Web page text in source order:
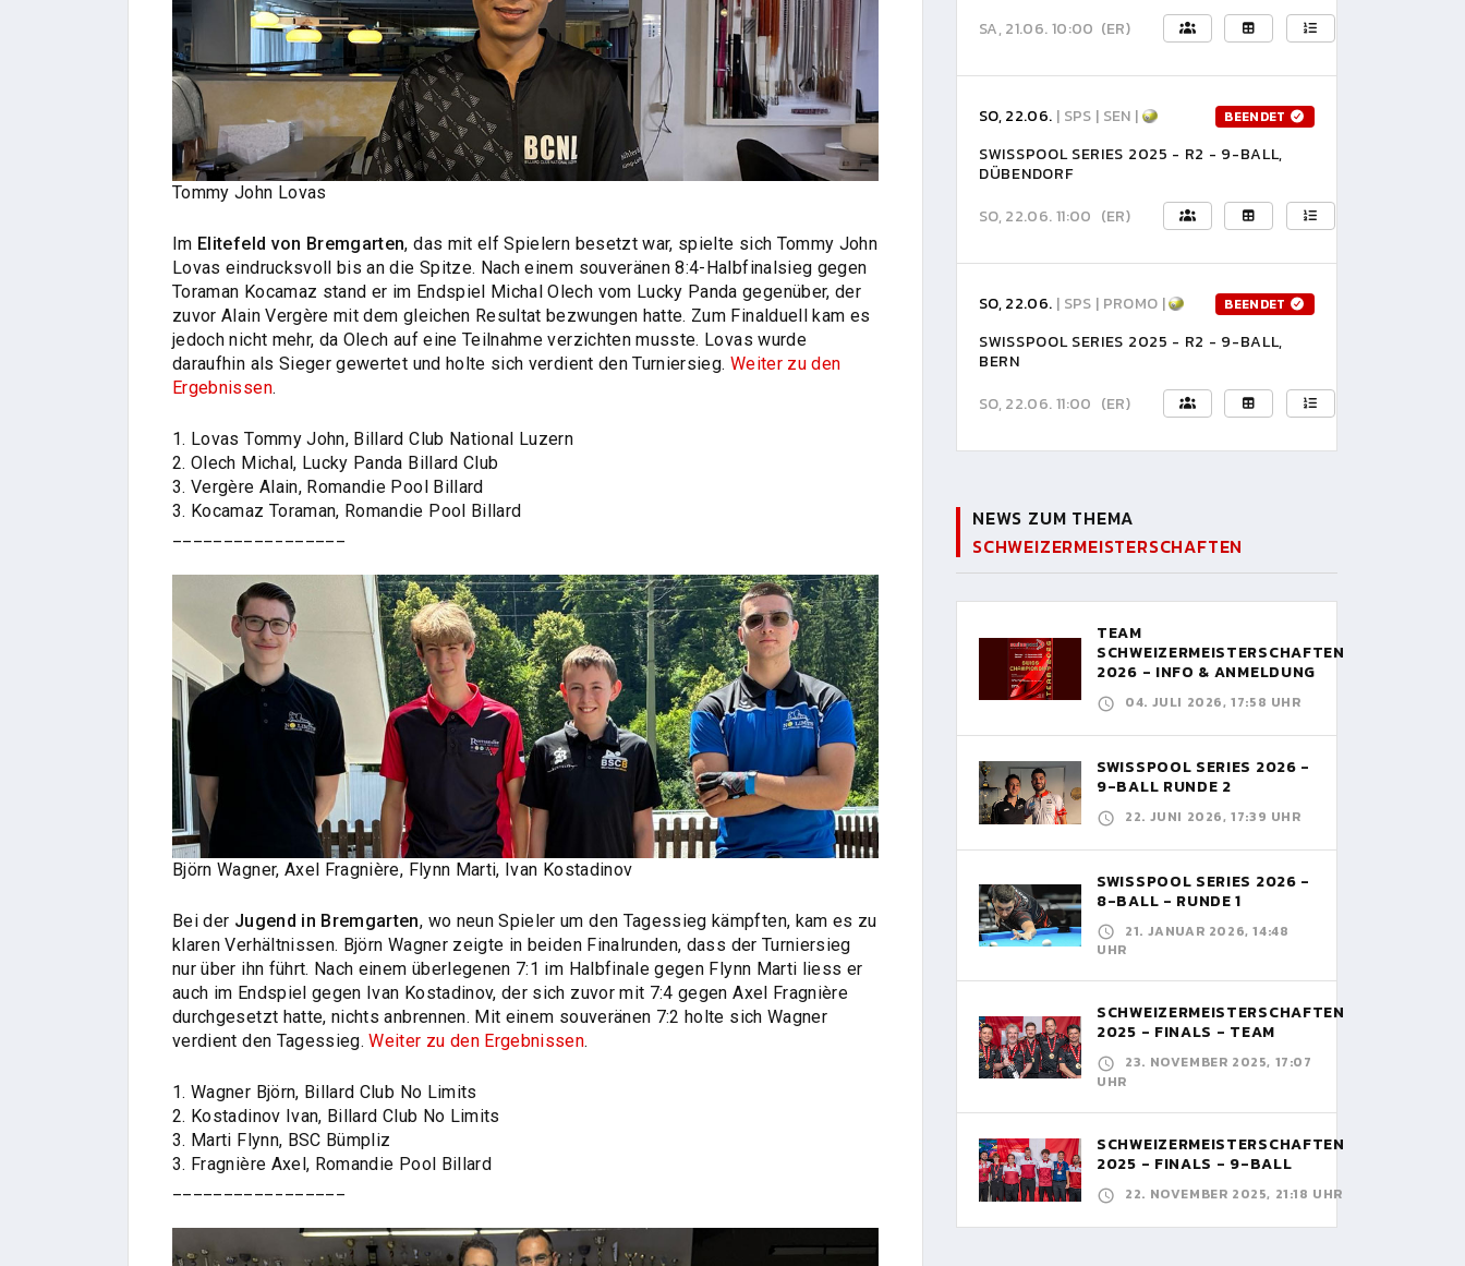
Tommy John Lovas
Im Elitefeld von Bremgarten, das mit elf Spielern besetzt war, spielte sich Tommy John
Lovas eindrucksvoll bis an die Spitze. Nach einem souveränen 8:4-Halbfinalsieg gegen
Toraman Kocamaz stand er im Endspiel Michal Olech vom Lucky Panda gegenüber, der
zuvor Alain Vergère mit dem gleichen Resultat bezwungen hatte. Zum Finalduell kam es
jedoch nicht mehr, da Olech auf eine Teilnahme verzichten musste. Lovas wurde
daraufhin als Sieger gewertet und holte sich verdient den Turniersieg. Weiter zu den
Ergebnissen.
1. Lovas Tommy John, Billard Club National Luzern
2. Olech Michal, Lucky Panda Billard Club
3. Vergère Alain, Romandie Pool Billard
3. Kocamaz Toraman, Romandie Pool Billard
Björn Wagner, Axel Fragnière, Flynn Marti, Ivan Kostadinov
Bei der Jugend in Bremgarten, wo neun Spieler um den Tagessieg kämpften, kam es zu
klaren Verhältnissen. Björn Wagner zeigte in beiden Finalrunden, dass der Turniersieg
nur über ihn führt. Nach einem überlegenen 7:1 im Halbfinale gegen Flynn Marti liess er
auch im Endspiel gegen Ivan Kostadinov, der sich zuvor mit 7:4 gegen Axel Fragnière
durchgesetzt hatte, nichts anbrennen. Mit einem souveränen 7:2 holte sich Wagner
verdient den Tagessieg.Weiter zu den Ergebnissen.
1. Wagner Björn, Billard Club No Limits
2. Kostadinov Ivan, Billard Club No Limits
3. Marti Flynn, BSC Bümpliz
3. Fragnière Axel, Romandie Pool Billard
SA, 21.06. 10:00 (ER)
SO, 22.06. | SPS | SEN | BEENDET
SWISSPOOL SERIES 2025 - R2 - 9-BALL,
DÜBENDORF
SO, 22.06. 11:00 (ER)
SO, 22.06. | SPS | PROMO | BEENDET
SWISSPOOL SERIES 2025 - R2 - 9-BALL,
BERN
SO, 22.06. 11:00 (ER)
NEWS ZUM THEMA
SCHWEIZERMEISTERSCHAFTEN
TEAM
SCHWEIZERMEISTERSCHAFTEN
2026 - INFO & ANMELDUNG
04. JULI 2026, 17:58 UHR
SWISSPOOL SERIES 2026 -
9-BALL RUNDE 2
22. JUNI 2026, 17:39 UHR
SWISSPOOL SERIES 2026 -
8-BALL - RUNDE 1
21. JANUAR 2026, 14:48
UHR
SCHWEIZERMEISTERSCHAFTEN
2025 - FINALS - TEAM
23. NOVEMBER 2025, 17:07
UHR
SCHWEIZERMEISTERSCHAFTEN
2025 - FINALS - 9-BALL
22. NOVEMBER 2025, 21:18 UHR